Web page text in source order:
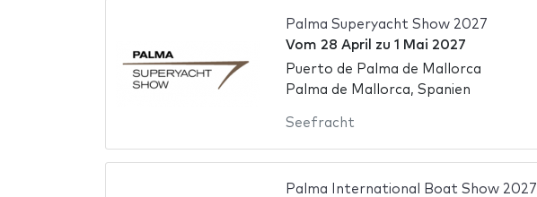
Palma Superyacht Show 2027
Vom 28 April zu 1 Mai 2027
Puerto de Palma de Mallorca
Palma de Mallorca, Spanien
Seefracht
Palma International Boat Show 2027